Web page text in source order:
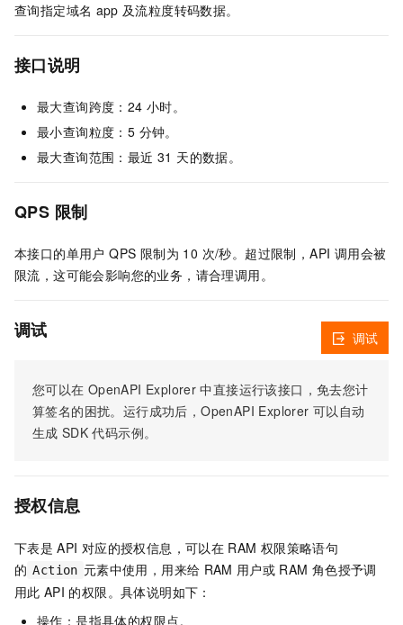
查询指定域名 app 及流粒度转码数据。
接口说明
最大查询跨度：24 小时。
最小查询粒度：5 分钟。
最大查询范围：最近 31 天的数据。
QPS 限制
本接口的单用户 QPS 限制为 10 次/秒。超过限制，API 调用会被
限流，这可能会影响您的业务，请合理调用。
调试
您可以在 OpenAPI Explorer 中直接运行该接口，免去您计
算签名的困扰。运行成功后，OpenAPI Explorer 可以自动
生成 SDK 代码示例。
调试
授权信息
下表是 API 对应的授权信息，可以在 RAM 权限策略语句
的 Action 元素中使用，用来给 RAM 用户或 RAM 角色授予调
用此 API 的权限。具体说明如下：
操作：是指具体的权限点。